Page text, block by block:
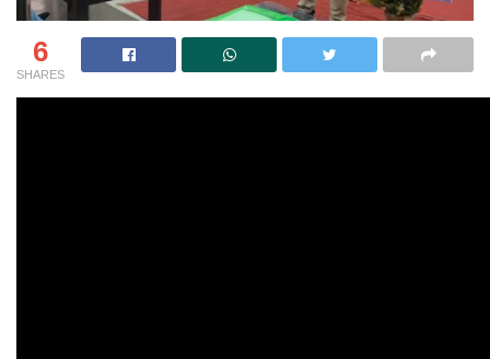
6
SHARES